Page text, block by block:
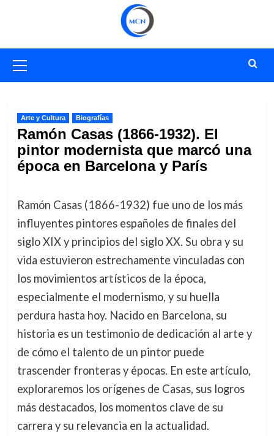
primario
Arte y Cultura Biografías
Ramón Casas (1866-1932). El
pintor modernista que marcó una
época en Barcelona y París
Ramón Casas (1866-1932) fue uno de los más
influyentes pintores españoles de finales del
siglo XIX y principios del siglo XX. Su obra y su
vida estuvieron estrechamente vinculadas con
los movimientos artísticos de la época,
especialmente el modernismo, y su huella
perdura hasta hoy. Nacido en Barcelona, su
historia es un testimonio de dedicación al arte y
de cómo el talento de un pintor puede
trascender fronteras y épocas. En este artículo,
exploraremos los orígenes de Casas, sus logros
más destacados, los momentos clave de su
carrera y su relevancia en la actualidad.